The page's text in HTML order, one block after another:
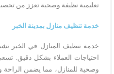
تعليمية نظيفة وصحية تعزز من
خدمة تنظيف منازل بمدينة الخبر
خدمة تنظيف المنازل في الخبر
احتياجات العملاء بشكل دقيق.
وصحية للمنازل، مما يضمن الراحة